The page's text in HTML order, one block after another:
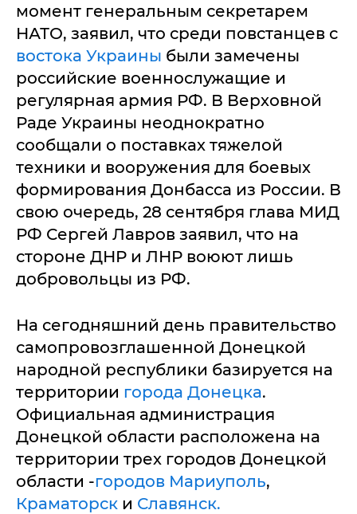
момент генеральным секретарем
НАТО, заявил, что среди повстанцев с
востока Украины были замечены
российские военнослужащие и
регулярная армия РФ. В Верховной
Раде Украины неоднократно
сообщали о поставках тяжелой
техники и вооружения для боевых
формирования Донбасса из России. В
свою очередь, 28 сентября глава МИД
РФ Сергей Лавров заявил, что на
стороне ДНР и ЛНР воюют лишь
добровольцы из РФ.
На сегодняшний день правительство
самопровозглашенной Донецкой
народной республики базируется на
территории города Донецка.
Официальная администрация
Донецкой области расположена на
территории трех городов Донецкой
области -городов Мариуполь,
Краматорск и Славянск.